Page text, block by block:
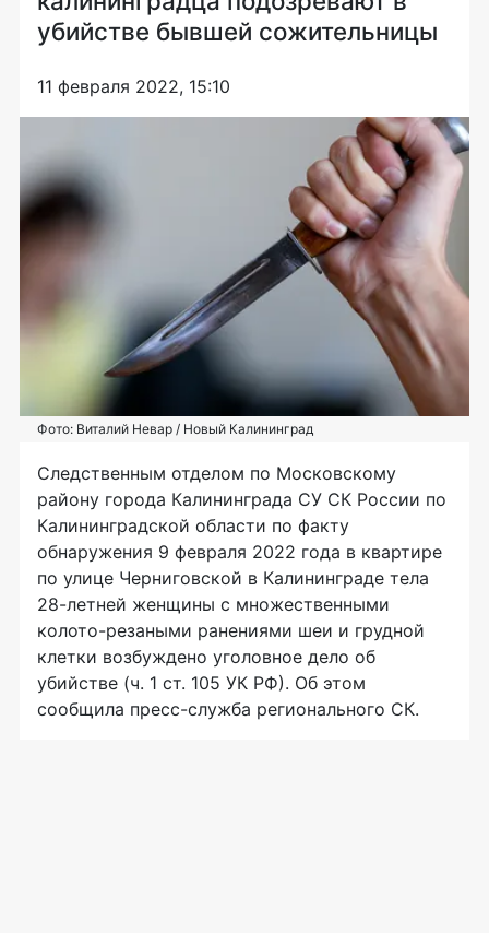
убийстве бывшей сожительницы
11 февраля 2022, 15:10
Фото: Виталий Невар / Новый Калининград
Следственным отделом по Московскому
району города Калининграда СУ СК России по
Калининградской области по факту
обнаружения 9 февраля 2022 года в квартире
по улице Черниговской в Калининграде тела
28-летней женщины с множественными
колото-резаными ранениями шеи и грудной
клетки возбуждено уголовное дело об
убийстве (ч. 1 ст. 105 УК РФ). Об этом
сообщила пресс-служба регионального СК.